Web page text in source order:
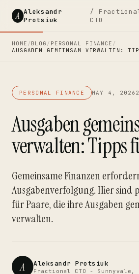
A Aleksandr
Protsiuk
/
CTO
HOME /BLOG / PERSONAL FINANCE /
AUSGABEN GEMEINSAM VERWALTEN:
PERSONAL FINANCE MAY 4, 2026
Ausgaben
verwalten: Tipps
Gemeinsame Finanzen
Ausgabenverfolgung. Hier sind
für Paare, die ihre Ausgaben
verwalten.
A Aleksandr Protsiuk
Fractional CTO - Sunnyvale,